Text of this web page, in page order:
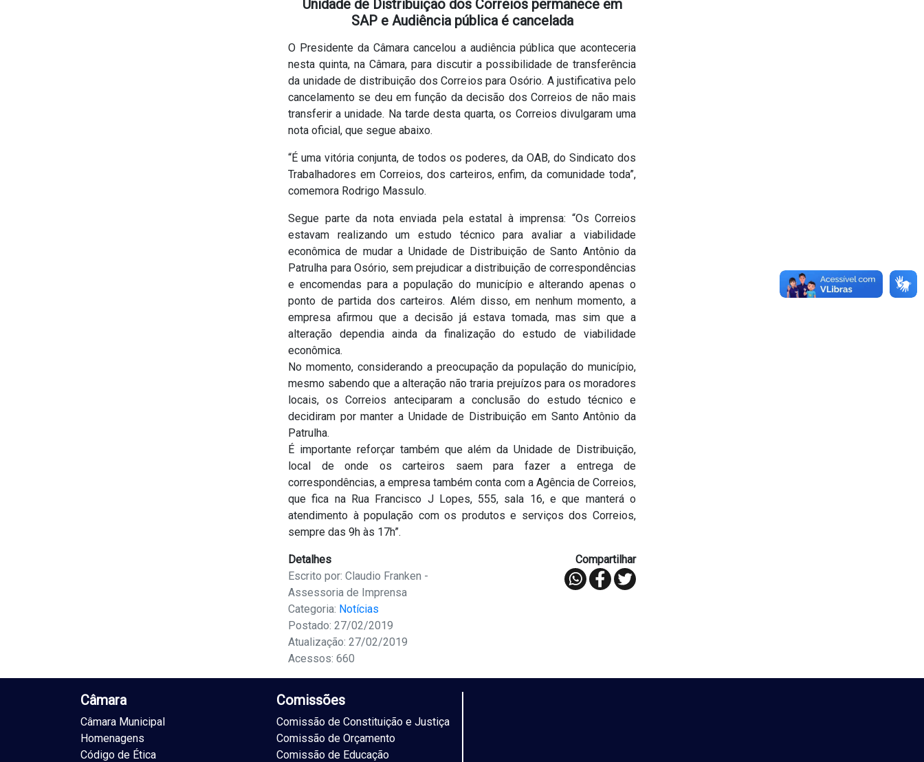
Unidade de Distribuição dos Correios permanece em
SAP e Audiência pública é cancelada
O Presidente da Câmara cancelou a audiência pública que aconteceria
nesta quinta, na Câmara, para discutir a possibilidade de transferência
da unidade de distribuição dos Correios para Osório. A justificativa pelo
cancelamento se deu em função da decisão dos Correios de não mais
transferir a unidade. Na tarde desta quarta, os Correios divulgaram uma
nota oficial, que segue abaixo.
“É uma vitória conjunta, de todos os poderes, da OAB, do Sindicato dos
Trabalhadores em Correios, dos carteiros, enfim, da comunidade toda”,
comemora Rodrigo Massulo.
Segue parte da nota enviada pela estatal à imprensa: “Os Correios
estavam realizando um estudo técnico para avaliar a viabilidade
econômica de mudar a Unidade de Distribuição de Santo Antônio da
Patrulha para Osório, sem prejudicar a distribuição de correspondências
e encomendas para a população do município e alterando apenas o
ponto de partida dos carteiros. Além disso, em nenhum momento, a
empresa afirmou que a decisão já estava tomada, mas sim que a
alteração dependia ainda da finalização do estudo de viabilidade
econômica.
No momento, considerando a preocupação da população do município,
mesmo sabendo que a alteração não traria prejuízos para os moradores
locais, os Correios anteciparam a conclusão do estudo técnico e
decidiram por manter a Unidade de Distribuição em Santo Antônio da
Patrulha.
É importante reforçar também que além da Unidade de Distribuição,
local de onde os carteiros saem para fazer a entrega de
correspondências, a empresa também conta com a Agência de Correios,
que fica na Rua Francisco J Lopes, 555, sala 16, e que manterá o
atendimento à população com os produtos e serviços dos Correios,
sempre das 9h às 17h”.
Detalhes
Escrito por: Claudio Franken -
Assessoria de Imprensa
Categoria: Notícias
Postado: 27/02/2019
Atualização: 27/02/2019
Acessos: 660
Compartilhar
Câmara
Câmara Municipal
Homenagens
Código de Ética
Comissões
Comissão de Constituição e Justiça
Comissão de Orçamento
Comissão de Educação